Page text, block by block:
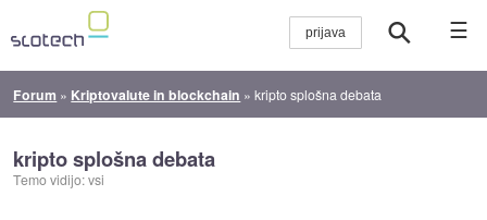
☰
Forum » Kriptovalute in blockchain »kripto splošna debata
kripto splošna debata
Temo vidijo: vsi